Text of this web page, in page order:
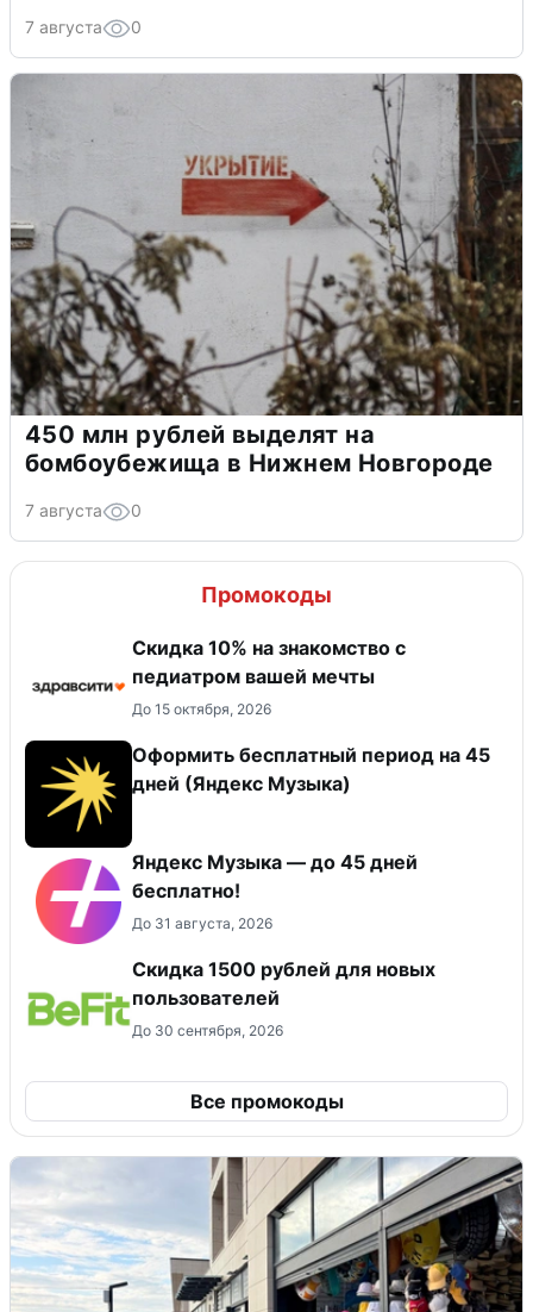
7 августа 0
450 млн рублей выделят на
бомбоубежища в Нижнем Новгороде
7 августа 0
Промокоды
Скидка 10% на знакомство с
педиатром вашей мечты
До 15 октября, 2026
Оформить бесплатный период на 45
дней (Яндекс Музыка)
Яндекс Музыка — до 45 дней
бесплатно!
До 31 августа, 2026
Скидка 1500 рублей для новых
пользователей
До 30 сентября, 2026
Все промокоды